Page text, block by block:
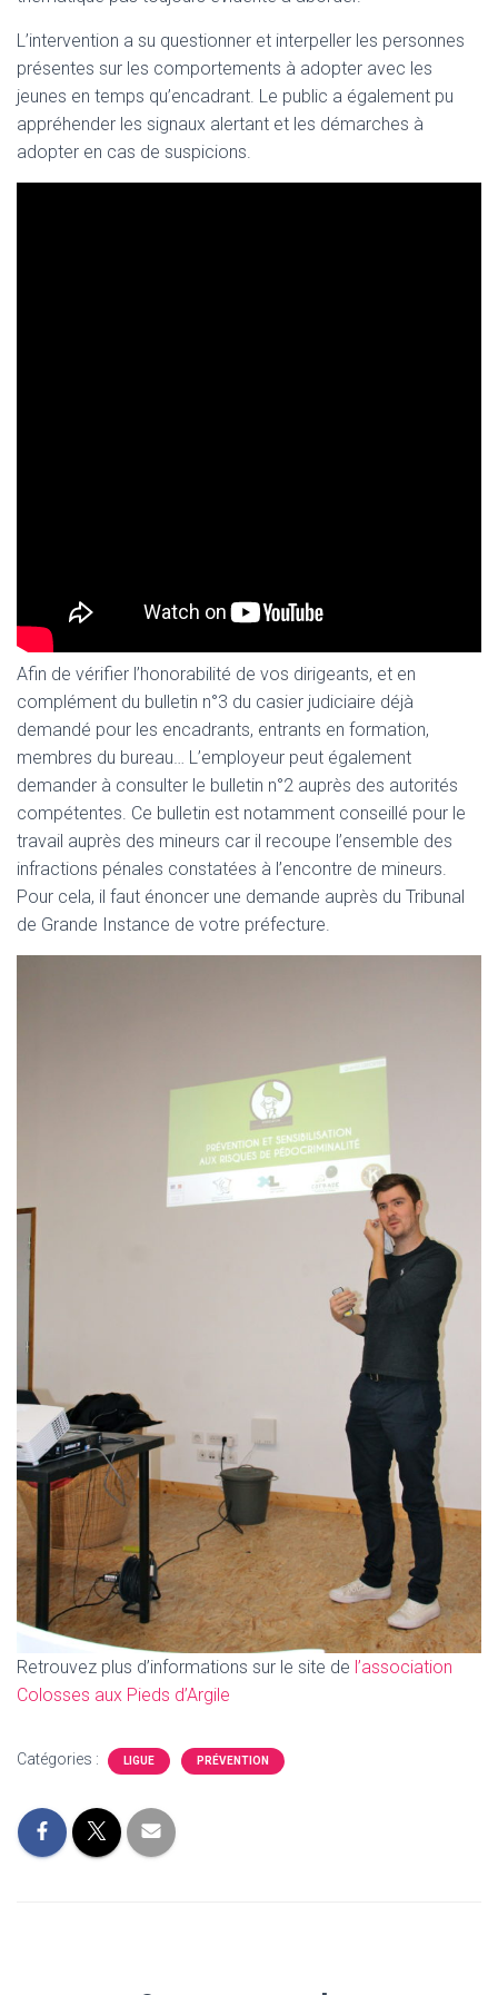
L’intervention a su questionner et interpeller les personnes
présentes sur les comportements à adopter avec les
jeunes en temps qu’encadrant. Le public a également pu
appréhender les signaux alertant et les démarches à
adopter en cas de suspicions.
Afin de vérifier l’honorabilité de vos dirigeants, et en
complément du bulletin n°3 du casier judiciaire déjà
demandé pour les encadrants, entrants en formation,
membres du bureau… L’employeur peut également
demander à consulter le bulletin n°2 auprès des autorités
compétentes. Ce bulletin est notamment conseillé pour le
travail auprès des mineurs car il recoupe l’ensemble des
infractions pénales constatées à l’encontre de mineurs.
Pour cela, il faut énoncer une demande auprès du Tribunal
de Grande Instance de votre préfecture.
Retrouvez plus d’informations sur le site de l’association
Colosses aux Pieds d’Argile
Catégories : LIGUE PRÉVENTION